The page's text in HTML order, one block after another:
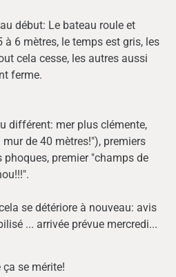
début: Le bateau roule et
à 6 mètres, le temps est gris, les
cela cesse, les autres aussi
ferme.
différent: mer plus clémente,
de 40 mètres!"), premiers
premier "champs de
se détériore à nouveau: avis
... arrivée prévue mercredi...
se mérite!